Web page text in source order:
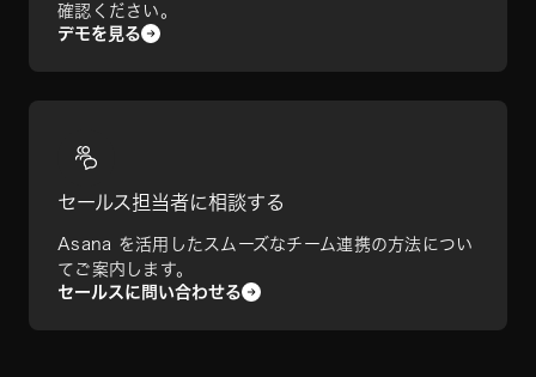
確認ください。
デモを見る
セールス担当者に相談する
Asana を活用したスムーズなチーム連携の方法につい
てご案内します。
セールスに問い合わせる